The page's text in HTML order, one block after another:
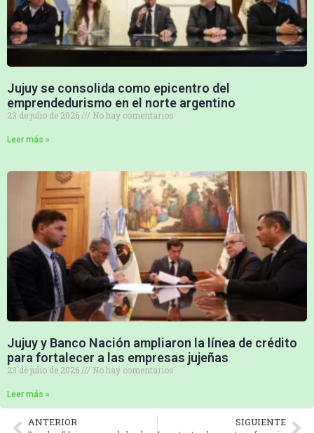
Jujuy se consolida como epicentro del
emprendedurismo en el norte argentino
23 de julio de 2026 No hay comentarios
Leer más »
Jujuy y Banco Nación ampliaron la línea de crédito
para fortalecer a las empresas jujeñas
23 de julio de 2026 No hay comentarios
Leer más »
ANTERIOR SIGUIENTE